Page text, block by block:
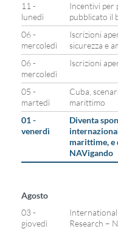
11 -
lunedì
Incentivi per
pubblicato il
06 -
mercoledì
Iscrizioni
sicurezza e
06 -
mercoledì
Iscrizioni
05 -
martedì
Cuba,
marittimo
01 -
venerdì
Diventa
marittime, e
NAVigando
Agosto
03 -
giovedì
Research –